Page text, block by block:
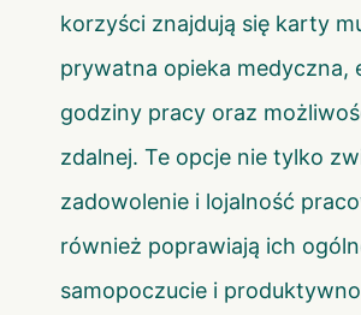
korzyści znajdują się karty
prywatna opieka medyczna,
godziny pracy oraz
zdalnej. Te opcje nie tylko
zadowolenie i lojalność
również poprawiają ich
samopoczucie i